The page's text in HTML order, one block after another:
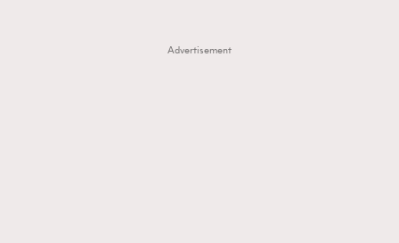
Advertisement